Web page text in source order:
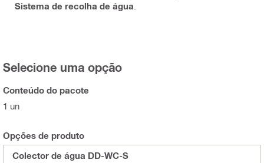
Sistema de recolha de água
Selecione uma opção
Conteúdo do pacote
1 un
Opções de produto
Colector de água DD-WC-S